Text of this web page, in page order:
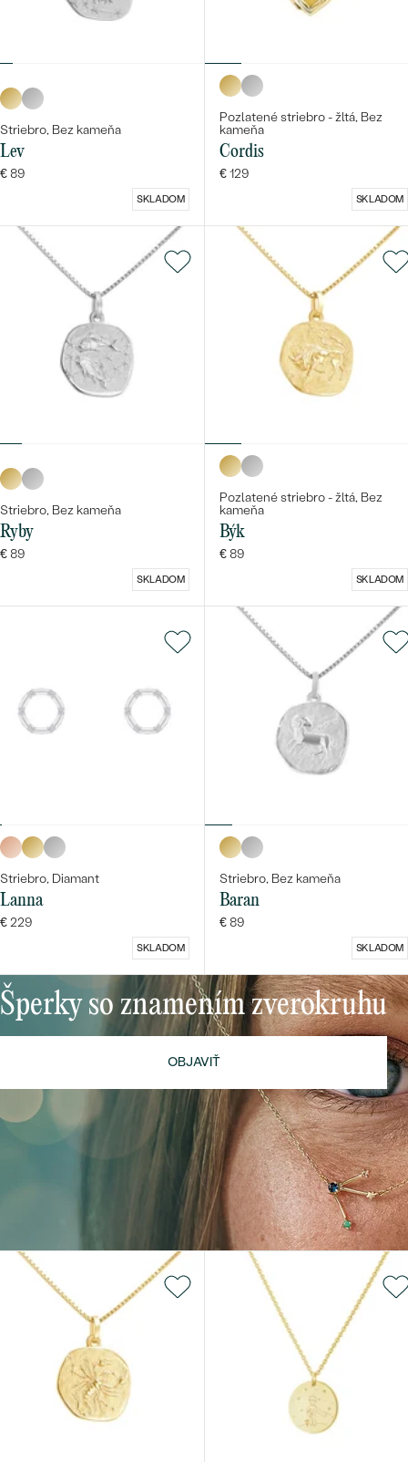
Striebro, Bez kameňa
Lev
€ 89
SKLADOM
Pozlatené striebro - žltá, Bez
kameňa
Cordis
€ 129
SKLADOM
Striebro, Bez kameňa
Ryby
€ 89
SKLADOM
Pozlatené striebro - žltá, Bez
kameňa
Býk
€ 89
SKLADOM
Striebro, Diamant
Lanna
€ 229
SKLADOM
Striebro, Bez kameňa
Baran
€ 89
SKLADOM
Šperky so znamením zverokruhu
OBJAVIŤ